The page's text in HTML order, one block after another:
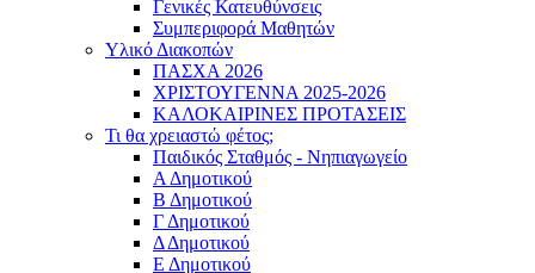
Γενικές Κατευθύνσεις
Συμπεριφορά Μαθητών
Υλικό Διακοπών
ΠAΣΧA 2026
ΧΡΙΣΤΟΥΓΕΝΝΑ 2025-2026
ΚΑΛΟΚΑΙΡΙΝΕΣ ΠΡΟΤΑΣΕΙΣ
Τι θα χρειαστώ φέτος;
Παιδικός Σταθμός - Νηπιαγωγείο
Α Δημοτικού
Β Δημοτικού
Γ Δημοτικού
Δ Δημοτικού
Ε Δημοτικού